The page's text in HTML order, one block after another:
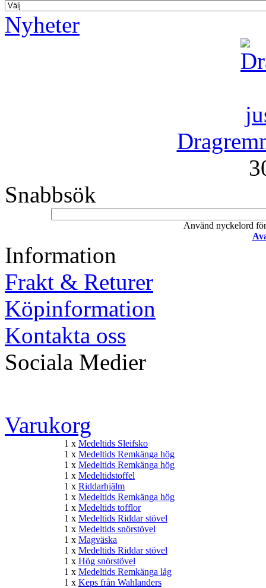
Nyheter
Snabbsök
Använd nyckelord
Information
Frakt & Returer
Köpinformation
Kontakta oss
Sociala Medier
Varukorg
1 x Medeltids Sleifsko
1 x Medeltids Remkänga hög
1 x Medeltids Remkänga hög
1 x Medeltidstoffel
1 x Riddarhjälm
1 x Medeltids Remkänga hög
1 x Medeltids tofflor
1 x Medeltids Riddar stövel
1 x Medeltids snörstövel
1 x Magväska
1 x Medeltids Riddar stövel
1 x Hög snörstövel
1 x Medeltids Remkänga låg
1 x Keps från Wahlanders